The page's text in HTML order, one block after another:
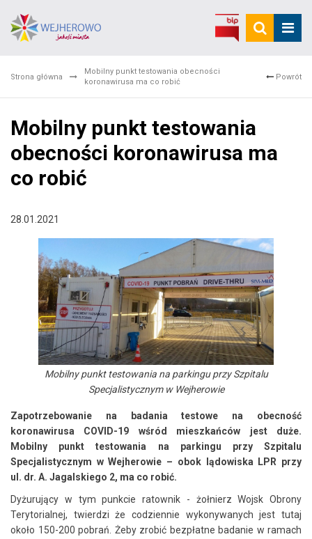
Strona główna
Mobilny punkt testowania obecności
koronawirusa ma co robić
Powrót
Mobilny punkt testowania
obecności koronawirusa ma
co robić
28.01.2021
Mobilny punkt testowania na parkingu przy Szpitalu
Specjalistycznym w Wejherowie
Zapotrzebowanie na badania testowe na obecność
koronawirusa COVID-19 wśród mieszkańców jest duże.
Mobilny punkt testowania na parkingu przy Szpitalu
Specjalistycznym w Wejherowie – obok lądowiska LPR przy
ul. dr. A. Jagalskiego 2, ma co robić.
Dyżurujący w tym punkcie ratownik - żołnierz Wojsk Obrony
Terytorialnej, twierdzi że codziennie wykonywanych jest tutaj
około 150-200 pobrań. Żeby zrobić bezpłatne badanie w ramach